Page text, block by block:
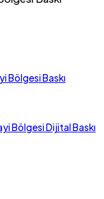
Bölgesi Baskı
Bölgesi Dijital Baskı